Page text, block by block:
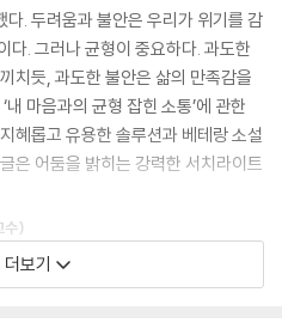
었다. 강아지와 함께 바닷가로 긴 산
그만 좀 전전긍긍하자.
무언가를 뿌리째 흔들지는 못할 거
갈 수 있을 테고, 바다를 바라볼 수
사람들과 함께 시간을 보낼 수 있을
걸린 범죄자처럼.
안의 불안을 다루는 법을 깨닫지만,
실체를 관찰하는 것은 멈추지 않는
멘탈이 금방이라도 붕괴될 것처럼
이 아닐까?” 이 책은 이 질문에서 시
을 천천히 ‘끝장내고’ 있다. 사회가
지 못하는 우리 안의 불안과 두려움
. 두려움과 불안은 우리가 위기를 감
다. 그러나 균형이 중요하다. 과도한
치듯, 과도한 불안은 삶의 만족감을
마음과의 균형 잡힌 소통’에 관한
혜롭고 유용한 솔루션과 베테랑 소설
은 어둠을 밝히는 강력한 서치라이트
수)
그가 있다. 그는 오랫동안 불안했고
보기